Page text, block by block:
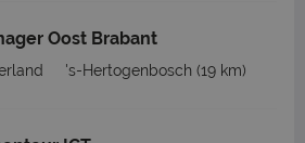
Oost Brabant
's-Hertogenbosch (19 km)